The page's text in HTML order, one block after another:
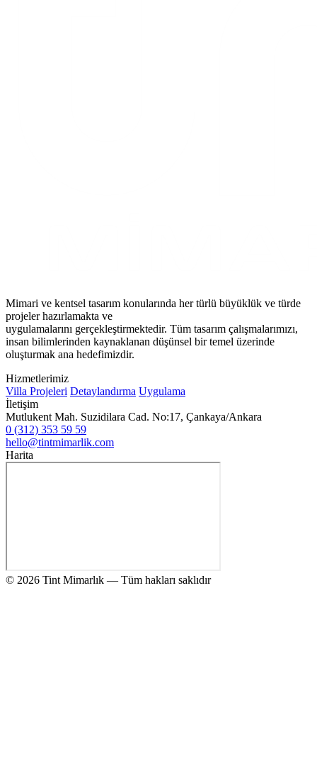
Mimari ve kentsel tasarım konularında her türlü büyüklük ve türde
projeler hazırlamakta ve
uygulamalarını gerçekleştirmektedir. Tüm tasarım çalışmalarımızı,
insan bilimlerinden kaynaklanan düşünsel bir temel üzerinde
oluşturmak ana hedefimizdir.
Hizmetlerimiz
Villa Projeleri Detaylandırma Uygulama
İletişim
Mutlukent Mah. Suzidilara Cad. No:17, Çankaya/Ankara
0 (312) 353 59 59
hello@tintmimarlik.com
Harita
© 2026 Tint Mimarlık — Tüm hakları saklıdır